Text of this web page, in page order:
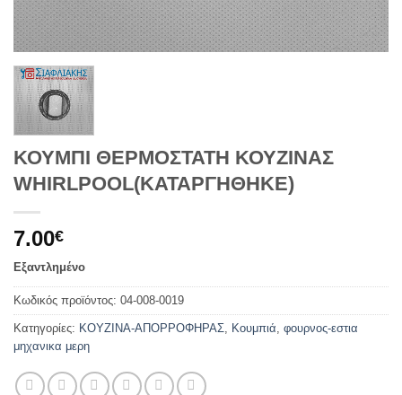
ΚΟΥΜΠΙ ΘΕΡΜΟΣΤΑΤΗ ΚΟΥΖΙΝΑΣ
WHIRLPOOL(ΚΑΤΑΡΓΗΘΗΚΕ)
7.00€
Εξαντλημένο
Κωδικός προϊόντος: 04-008-0019
Κατηγορίες: ΚΟΥΖΙΝΑ-ΑΠΟΡΡΟΦΗΡΑΣ, Κουμπιά, φουρνος-εστια
μηχανικα μερη